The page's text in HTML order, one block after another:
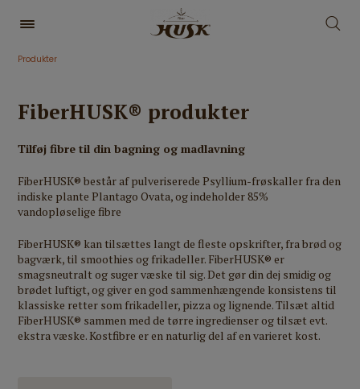
Produkter
FiberHUSK® produkter
Tilføj fibre til din bagning og madlavning
FiberHUSK® består af pulveriserede Psyllium-frøskaller fra den
indiske plante Plantago Ovata, og indeholder 85%
vandopløselige fibre
FiberHUSK® kan tilsættes langt de fleste opskrifter, fra brød og
bagværk, til smoothies og frikadeller. FiberHUSK® er
smagsneutralt og suger væske til sig. Det gør din dej smidig og
brødet luftigt, og giver en god sammenhængende konsistens til
klassiske retter som frikadeller, pizza og lignende. Tilsæt altid
FiberHUSK® sammen med de tørre ingredienser og tilsæt evt.
ekstra væske. Kostfibre er en naturlig del af en varieret kost.